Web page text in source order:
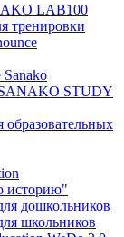
LAB100
тренировки
STUDY
историю"
дошкольников
школьников